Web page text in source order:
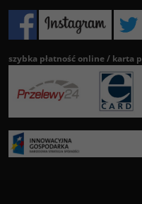
szybka płatność online / karta